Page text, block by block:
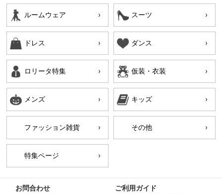
ルームウェア スーツ
ドレス ダンス
ロリータ特集 仮装・衣装
メンズ キッズ
ファッション雑貨 その他
特集ページ
お問合わせ ご利用ガイド